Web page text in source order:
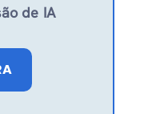
de IA